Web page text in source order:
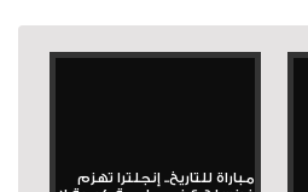
مباراة للتاريخ.. إنجلترا تهزم